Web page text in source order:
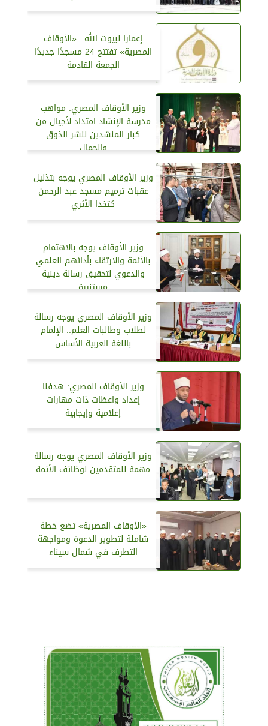
إعمارا لبيوت الله.. «الأوقاف
المصرية» تفتتح 24 مسجدًا جديدًا
الجمعة القادمة
وزير الأوقاف المصري: مواهب
مدرسة الإنشاد امتداد لأجيال من
كبار المنشدين لنشر الذوق
والجمال
وزير الأوقاف المصري يوجه بتذليل
عقبات ترميم مسجد عبد الرحمن
كتخدا الأثري
وزير الأوقاف يوجه بالاهتمام
بالأئمة والارتقاء بأدائهم العلمي
والدعوي لتحقيق رسالة دينية
مستنيرة
وزير الأوقاف المصري يوجه رسالة
لطلاب وطالبات العلم.. الإلمام
باللغة العربية الأساس
وزير الأوقاف المصري: هدفنا
إعداد واعظات ذات مهارات
إعلامية وإيجابية
وزير الأوقاف المصري يوجه رسالة
مهمة للمتقدمين لوظائف الأئمة
«الأوقاف المصرية» تضع خطة
شاملة لتطوير الدعوة ومواجهة
التطرف في شمال سيناء